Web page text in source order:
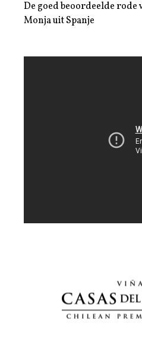
De goed beoordeelde rode
Monja uit Spanje